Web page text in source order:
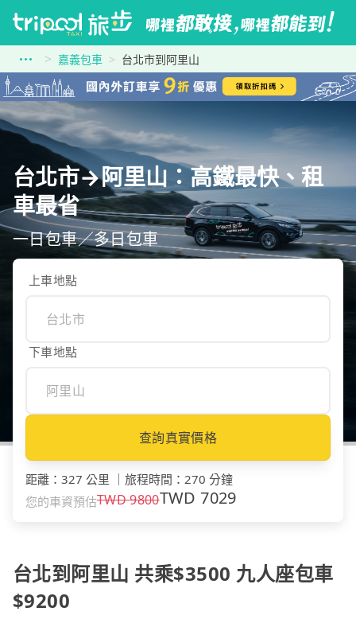
嘉義包車 台北市到阿里山
台北市→阿里山：高鐵最快、租
車最省
一日包車／多日包車
上車地點
下車地點
查詢真實價格
距離 ： 327 公里 旅程時間 ： 270 分鐘
您的車資預估TWD9800TWD7029
台北到阿里山 共乘$3500 九人座包車
$9200